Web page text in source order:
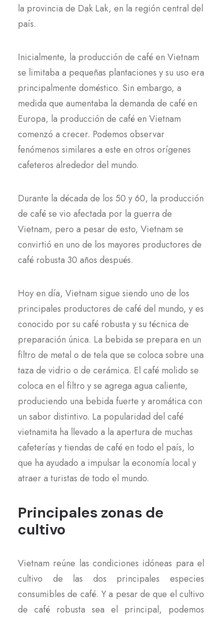
la provincia de Dak Lak, en la región central del
país.
Inicialmente, la producción de café en Vietnam
se limitaba a pequeñas plantaciones y su uso era
principalmente doméstico. Sin embargo, a
medida que aumentaba la demanda de café en
Europa, la producción de café en Vietnam
comenzó a crecer. Podemos observar
fenómenos similares a este en otros orígenes
cafeteros alrededor del mundo.
Durante la década de los 50 y 60, la producción
de café se vio afectada por la guerra de
Vietnam, pero a pesar de esto, Vietnam se
convirtió en uno de los mayores productores de
café robusta 30 años después.
Hoy en día, Vietnam sigue siendo uno de los
principales productores de café del mundo, y es
conocido por su café robusta y su técnica de
preparación única. La bebida se prepara en un
filtro de metal o de tela que se coloca sobre una
taza de vidrio o de cerámica. El café molido se
coloca en el filtro y se agrega agua caliente,
produciendo una bebida fuerte y aromática con
un sabor distintivo. La popularidad del café
vietnamita ha llevado a la apertura de muchas
cafeterías y tiendas de café en todo el país, lo
que ha ayudado a impulsar la economía local y
atraer a turistas de todo el mundo.
Principales zonas de
cultivo
Vietnam reúne las condiciones idóneas para el
cultivo de las dos principales especies
consumibles de café. Y a pesar de que el cultivo
de café robusta sea el principal, podemos